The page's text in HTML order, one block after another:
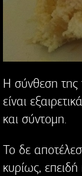
Η σύνθεση της
είναι
και σύντομη.
Το δε
κυρίως,